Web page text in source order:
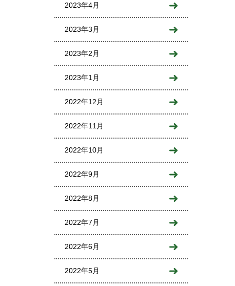
2023年4月
2023年3月
2023年2月
2023年1月
2022年12月
2022年11月
2022年10月
2022年9月
2022年8月
2022年7月
2022年6月
2022年5月